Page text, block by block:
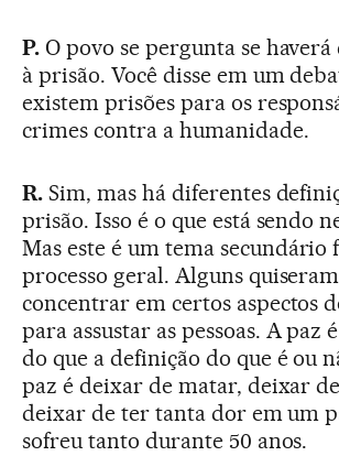
P.O povo se pergunta se haverá
à prisão. Você disse em um
existem prisões para os
crimes contra a humanidade.
R.Sim, mas há diferentes
prisão. Isso é o que está sendo
Mas este é um tema secundário
processo geral. Alguns
concentrar em certos aspectos
para assustar as pessoas. A paz
do que a definição do que é ou
paz é deixar de matar, deixar
deixar de ter tanta dor em um
sofreu tanto durante 50 anos.